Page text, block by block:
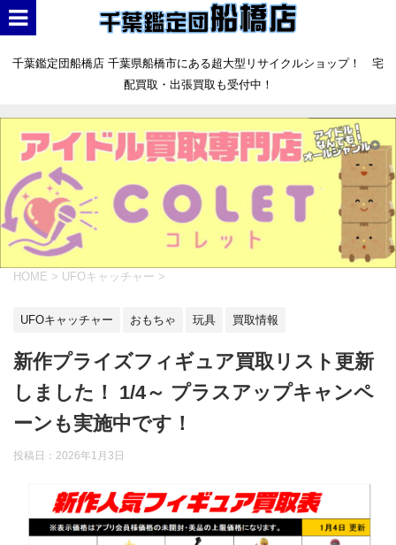
千葉鑑定団船橋店 千葉県船橋市にある超大型リサイクルショップ！ 宅
配買取・出張買取も受付中！
HOME > UFOキャッチャー >
UFOキャッチャー おもちゃ 玩具 買取情報
新作プライズフィギュア買取リスト更新
しました！ 1/4～ プラスアップキャンペ
ーンも実施中です！
投稿日： 2026年1月3日